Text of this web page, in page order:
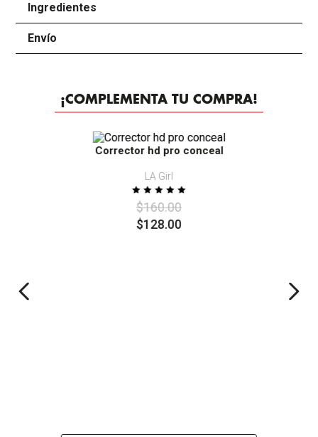
Ingredientes
Envío
¡COMPLEMENTA TU COMPRA!
-20%
Corrector hd pro conceal
LA Girl
$160.00
$128.00